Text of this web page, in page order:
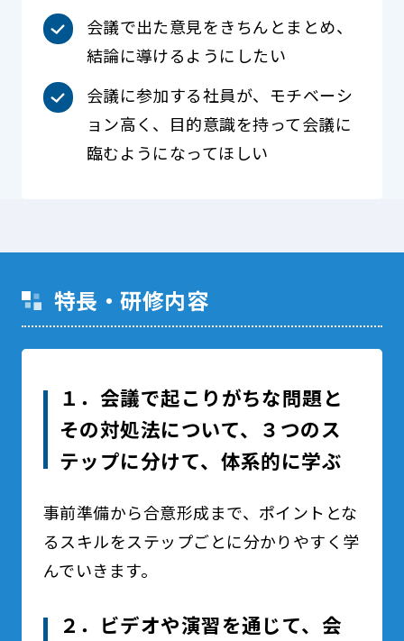
会議で出た意見をきちんとまとめ、
結論に導けるようにしたい
会議に参加する社員が、モチベーシ
ョン高く、目的意識を持って会議に
臨むようになってほしい
特長・研修内容
１．会議で起こりがちな問題と
その対処法について、３つのス
テップに分けて、体系的に学ぶ
事前準備から合意形成まで、ポイントとな
るスキルをステップごとに分かりやすく学
んでいきます。
２．ビデオや演習を通じて、会